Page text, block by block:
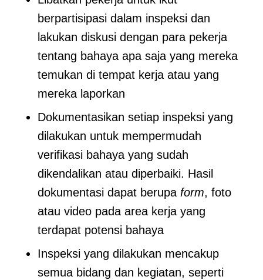
berpartisipasi dalam inspeksi dan
lakukan diskusi dengan para pekerja
tentang bahaya apa saja yang mereka
temukan di tempat kerja atau yang
mereka laporkan
Dokumentasikan setiap inspeksi yang
dilakukan untuk mempermudah
verifikasi bahaya yang sudah
dikendalikan atau diperbaiki. Hasil
dokumentasi dapat berupa form, foto
atau video pada area kerja yang
terdapat potensi bahaya
Inspeksi yang dilakukan mencakup
semua bidang dan kegiatan, seperti